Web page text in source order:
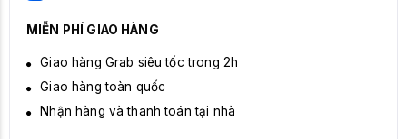
MIỄN PHÍ GIAO HÀNG
Giao hàng Grab siêu tốc trong 2h
Giao hàng toàn quốc
Nhận hàng và thanh toán tại nhà